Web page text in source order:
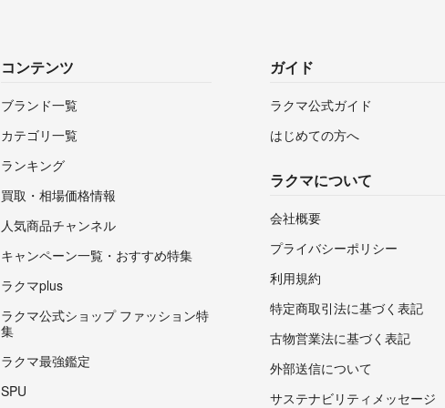
コンテンツ
ブランド一覧
カテゴリ一覧
ランキング
買取・相場価格情報
人気商品チャンネル
キャンペーン一覧・おすすめ特集
ラクマplus
ラクマ公式ショップ ファッション特
集
ラクマ最強鑑定
SPU
ガイド
ラクマ公式ガイド
はじめての方へ
ラクマについて
会社概要
プライバシーポリシー
利用規約
特定商取引法に基づく表記
古物営業法に基づく表記
外部送信について
サステナビリティメッセージ